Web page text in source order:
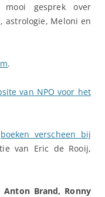
mooi gesprek over
astrologie, Meloni en
.
van NPO voor het
verscheen bij
van Eric de Rooij,
Anton Brand, Ronny